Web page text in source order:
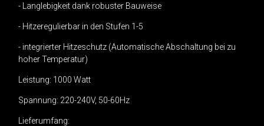
- Langlebigkeit dank robuster Bauweise
- Hitzeregulierbar in den Stufen 1-5
- integrierter Hitzeschutz (Automatische Abschaltung bei zu
hoher Temperatur)
Leistung: 1000 Watt
Spannung: 220-240V, 50-60Hz
Lieferumfang: